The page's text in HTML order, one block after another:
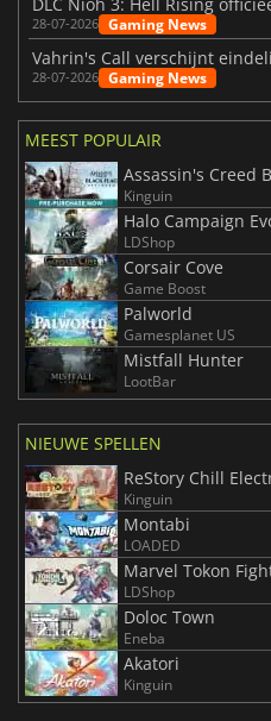
28-07-2026 Gaming News
28-07-2026 Gaming News
MEEST POPULAIR
Assassin's Creed
Kinguin
Halo Campaign
LDShop
Corsair Cove
Game Boost
Palworld
Gamesplanet US
Mistfall Hunter
LootBar
NIEUWE SPELLEN
ReStory Chill
Kinguin
Montabi
LOADED
Marvel Tokon
LDShop
Doloc Town
Eneba
Akatori
Kinguin